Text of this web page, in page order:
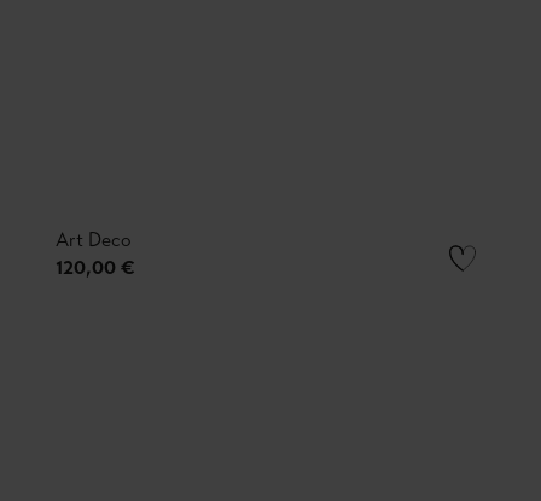
Art Deco
120,00 €